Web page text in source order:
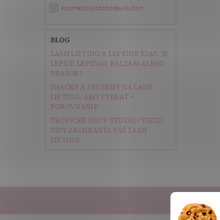
kosmetickyobchodevolution
BLOG
LASH LIFTING A LEPENIE RIAS: JE
LEPŠIE LEPIDLO, BALZAM ALEBO
PRÁŠOK?
ZNAČKY A SYSTÉMY NA LASH
LIFTING: AKO VYBRAŤ +
POROVNANIE
TROPICKÉ DNI V ŠTÚDIU? TIETO
TIPY ZACHRÁNIA VÁŠ LASH
LIFTING